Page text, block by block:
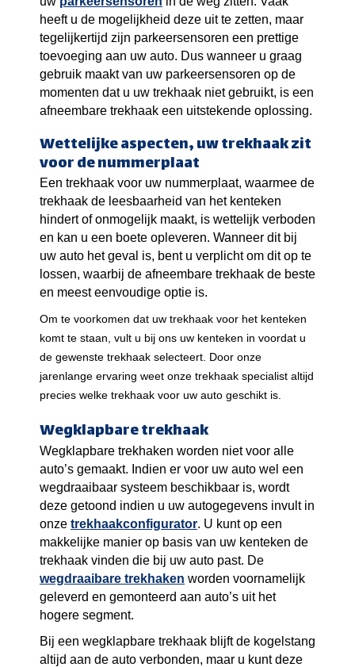
heeft u de mogelijkheid deze uit te zetten, maar
tegelijkertijd zijn parkeersensoren een prettige
toevoeging aan uw auto. Dus wanneer u graag
gebruik maakt van uw parkeersensoren op de
momenten dat u uw trekhaak niet gebruikt, is een
afneembare trekhaak een uitstekende oplossing.
Wettelijke aspecten, uw trekhaak zit
voor de nummerplaat
Een trekhaak voor uw nummerplaat, waarmee de
trekhaak de leesbaarheid van het kenteken
hindert of onmogelijk maakt, is wettelijk verboden
en kan u een boete opleveren. Wanneer dit bij
uw auto het geval is, bent u verplicht om dit op te
lossen, waarbij de afneembare trekhaak de beste
en meest eenvoudige optie is.
Om te voorkomen dat uw trekhaak voor het kenteken
komt te staan, vult u bij ons uw kenteken in voordat u
de gewenste trekhaak selecteert. Door onze
jarenlange ervaring weet onze trekhaak specialist altijd
precies welke trekhaak voor uw auto geschikt is.
Wegklapbare trekhaak
Wegklapbare trekhaken worden niet voor alle
auto’s gemaakt. Indien er voor uw auto wel een
wegdraaibaar systeem beschikbaar is, wordt
deze getoond indien u uw autogegevens invult in
onze trekhaakconfigurator. U kunt op een
makkelijke manier op basis van uw kenteken de
trekhaak vinden die bij uw auto past. De
wegdraaibare trekhaken worden voornamelijk
geleverd en gemonteerd aan auto’s uit het
hogere segment.
Bij een wegklapbare trekhaak blijft de kogelstang
altijd aan de auto verbonden, maar u kunt deze